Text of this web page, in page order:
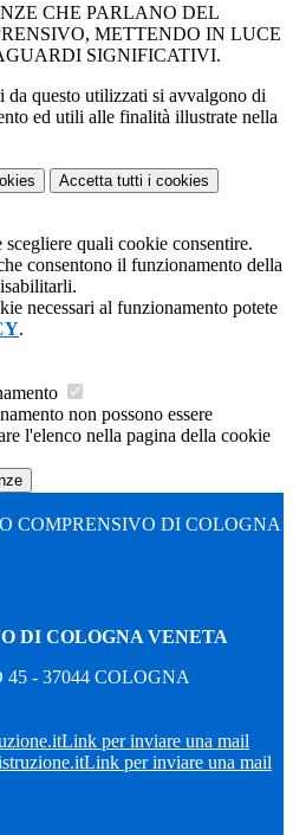
CHE PARLANO DEL
METTENDO IN LUCE
SIGNIFICATIVI.
da questo utilizzati si avvalgono di
ed utili alle finalità illustrate nella
Accetta tutti i cookies
scegliere quali cookie consentire.
consentono il funzionamento della
necessari al funzionamento potete
.
non possono essere
l'elenco nella pagina della cookie
COMPRENSIVO DI COLOGNA
DI COLOGNA VENETA
- 37044 COLOGNA
Link per inviare una mail
Link per inviare una mail